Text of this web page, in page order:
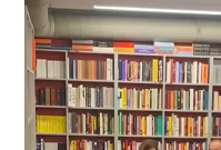
vídeo